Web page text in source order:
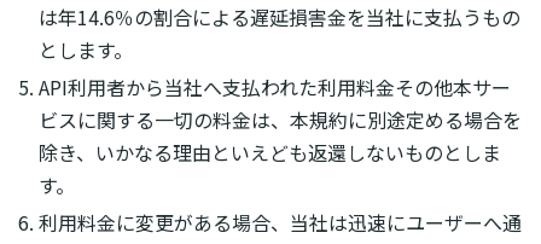
は年14.6％の割合による遅延損害金を当社に支払うもの
とします。
API利用者から当社へ支払われた利用料金その他本サー
ビスに関する一切の料金は、本規約に別途定める場合を
除き、いかなる理由といえども返還しないものとしま
す。
利用料金に変更がある場合、当社は迅速にユーザーへ通